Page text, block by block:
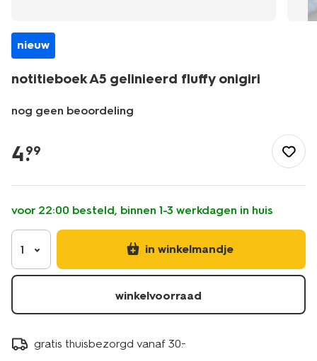
nieuw
notitieboek A5 gelinieerd fluffy onigiri
nog geen beoordeling
kantoor/schriften-
boekjes/notitieboekjes/notitieboek-
gelinieerd-
onigiri-
14505018.html
4.
99
voor 22:00 besteld, binnen 1-3 werkdagen in huis
1 in winkelmandje
winkelvoorraad
gratis thuisbezorgd vanaf 30.-